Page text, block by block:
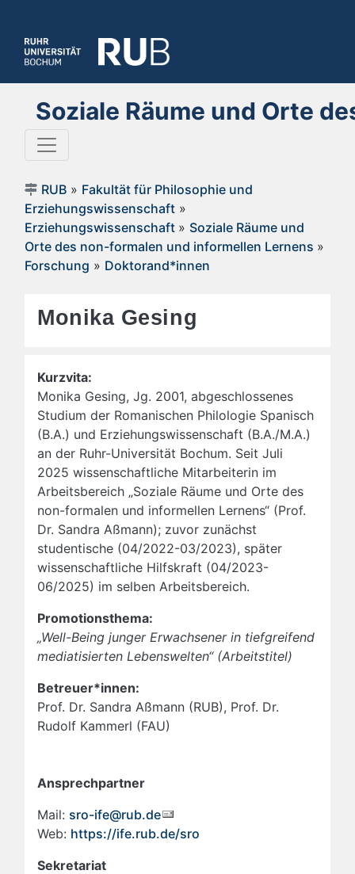
Soziale Räume und Orte
RUB » Fakultät für Philosophie und
Erziehungswissenschaft »
Erziehungswissenschaft » Soziale Räume und
Orte des non-formalen und informellen Lernens »
Forschung » Doktorand*innen
Monika Gesing
Kurzvita:
Monika Gesing, Jg. 2001, abgeschlossenes
Studium der Romanischen Philologie Spanisch
(B.A.) und Erziehungswissenschaft (B.A./M.A.)
an der Ruhr-Universität Bochum. Seit Juli
2025 wissenschaftliche Mitarbeiterin im
Arbeitsbereich „Soziale Räume und Orte des
non-formalen und informellen Lernens“ (Prof.
Dr. Sandra Aßmann); zuvor zunächst
studentische (04/2022-03/2023), später
wissenschaftliche Hilfskraft (04/2023-
06/2025) im selben Arbeitsbereich.
Promotionsthema:
„Well-Being junger Erwachsener in tiefgreifend
mediatisierten Lebenswelten“ (Arbeitstitel)
Betreuer*innen:
Prof. Dr. Sandra Aßmann (RUB), Prof. Dr.
Rudolf Kammerl (FAU)
Ansprechpartner
Mail: sro-ife@rub.de
Web: https://ife.rub.de/sro
Sekretariat